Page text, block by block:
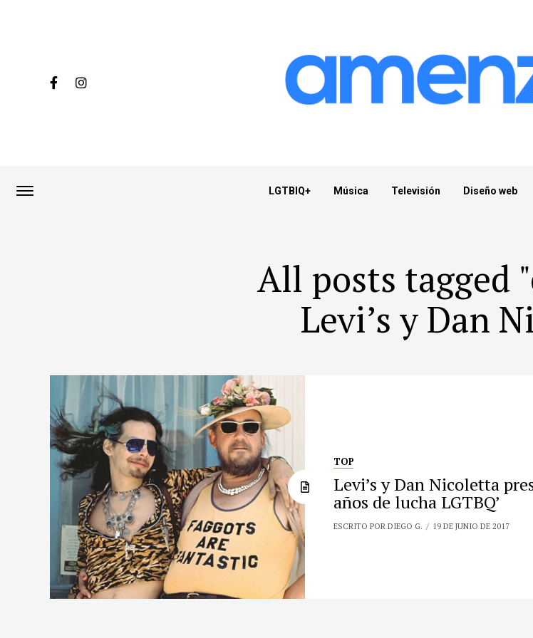
LGTBIQ+ Música Televisión Diseño web
All posts tagged
Levi’s y Dan
TOP
Levi’s y Dan Nicoletta
años de lucha LGTBQ’
ESCRITO POR DIEGO G. 19 DE JUNIO DE 2017